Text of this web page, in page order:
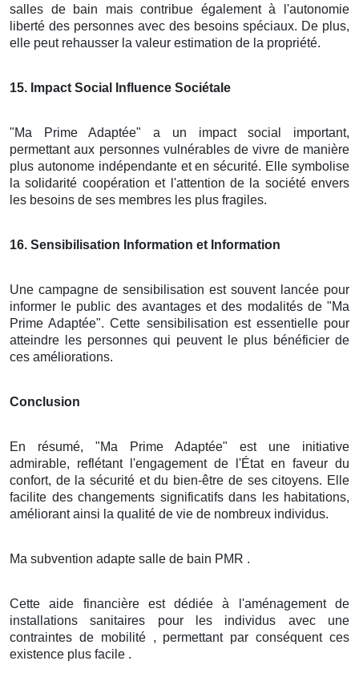
salles de bain mais contribue également à l'autonomie
liberté des personnes avec des besoins spéciaux. De plus,
elle peut rehausser la valeur estimation de la propriété.
15. Impact Social Influence Sociétale
"Ma Prime Adaptée" a un impact social important,
permettant aux personnes vulnérables de vivre de manière
plus autonome indépendante et en sécurité. Elle symbolise
la solidarité coopération et l'attention de la société envers
les besoins de ses membres les plus fragiles.
16. Sensibilisation Information et Information
Une campagne de sensibilisation est souvent lancée pour
informer le public des avantages et des modalités de "Ma
Prime Adaptée". Cette sensibilisation est essentielle pour
atteindre les personnes qui peuvent le plus bénéficier de
ces améliorations.
Conclusion
En résumé, "Ma Prime Adaptée" est une initiative
admirable, reflétant l'engagement de l'État en faveur du
confort, de la sécurité et du bien-être de ses citoyens. Elle
facilite des changements significatifs dans les habitations,
améliorant ainsi la qualité de vie de nombreux individus.
Ma subvention adapte salle de bain PMR .
Cette aide financière est dédiée à l'aménagement de
installations sanitaires pour les individus avec une
contraintes de mobilité , permettant par conséquent ces
existence plus facile .